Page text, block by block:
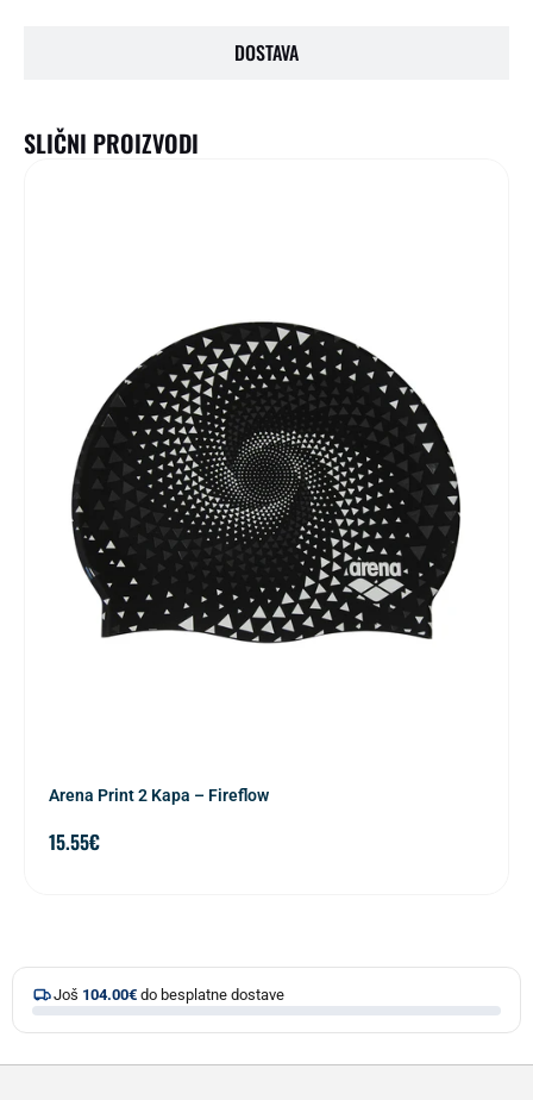
DOSTAVA
SLIČNI PROIZVODI
Arena Print 2 Kapa – Fireflow
15.55€
Još 104.00€ do besplatne dostave